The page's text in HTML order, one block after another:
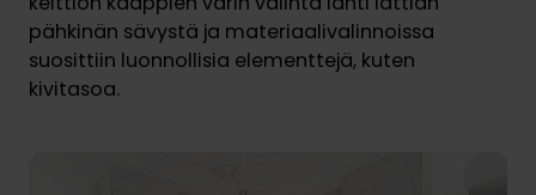
pähkinän sävystä ja materiaalivalinnoissa
suosittiin luonnollisia elementtejä, kuten
kivitasoa.